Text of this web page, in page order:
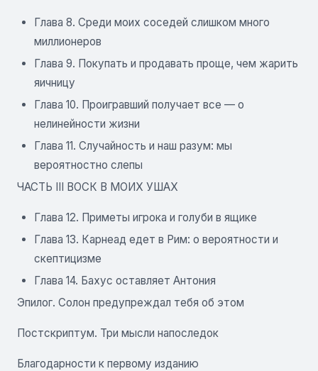
Глава 8. Среди моих соседей слишком много
миллионеров
Глава 9. Покупать и продавать проще, чем жарить
яичницу
Глава 10. Проигравший получает все — о
нелинейности жизни
Глава 11. Случайность и наш разум: мы
вероятностно слепы
ЧАСТЬ III ВОСК В МОИХ УШАХ
Глава 12. Приметы игрока и голуби в ящике
Глава 13. Карнеад едет в Рим: о вероятности и
скептицизме
Глава 14. Бахус оставляет Антония
Эпилог. Солон предупреждал тебя об этом
Постскриптум. Три мысли напоследок
Благодарности к первому изданию